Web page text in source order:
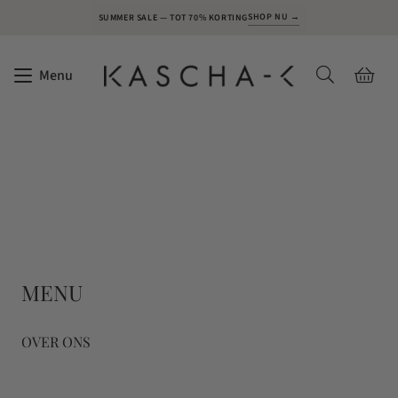
SUMMER SALE — TOT 70% KORTINGSHOP NU →
Menu
MENU
OVER ONS